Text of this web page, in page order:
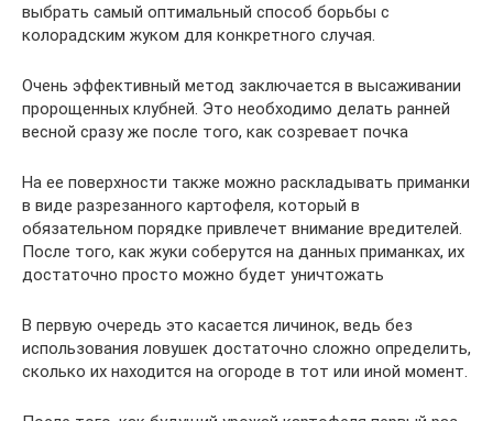
выбрать самый оптимальный способ борьбы с
колорадским жуком для конкретного случая.
Очень эффективный метод заключается в высаживании
пророщенных клубней. Это необходимо делать ранней
весной сразу же после того, как созревает почка
На ее поверхности также можно раскладывать приманки
в виде разрезанного картофеля, который в
обязательном порядке привлечет внимание вредителей.
После того, как жуки соберутся на данных приманках, их
достаточно просто можно будет уничтожать
В первую очередь это касается личинок, ведь без
использования ловушек достаточно сложно определить,
сколько их находится на огороде в тот или иной момент.